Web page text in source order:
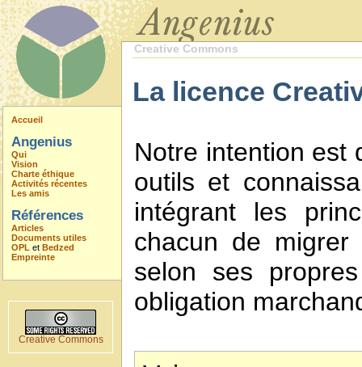
Accueil
Angenius
Qui
Vision
Charte éthique
Activités récentes
Les amis
Références
Articles
Documents utiles
OPL et Bedzed
Empreinte
Creative Commons
Creative Commons
La licence
Notre intention est
outils et
intégrant les
chacun de
selon ses
obligation